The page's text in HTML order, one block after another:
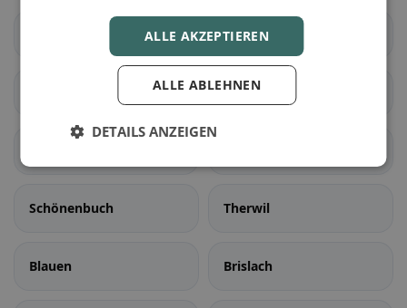
Münchenstein
Oberwil (BL)
Schönenbuch Therwil
Blauen Brislach
ALLE AKZEPTIEREN
ALLE ABLEHNEN
DETAILS ANZEIGEN